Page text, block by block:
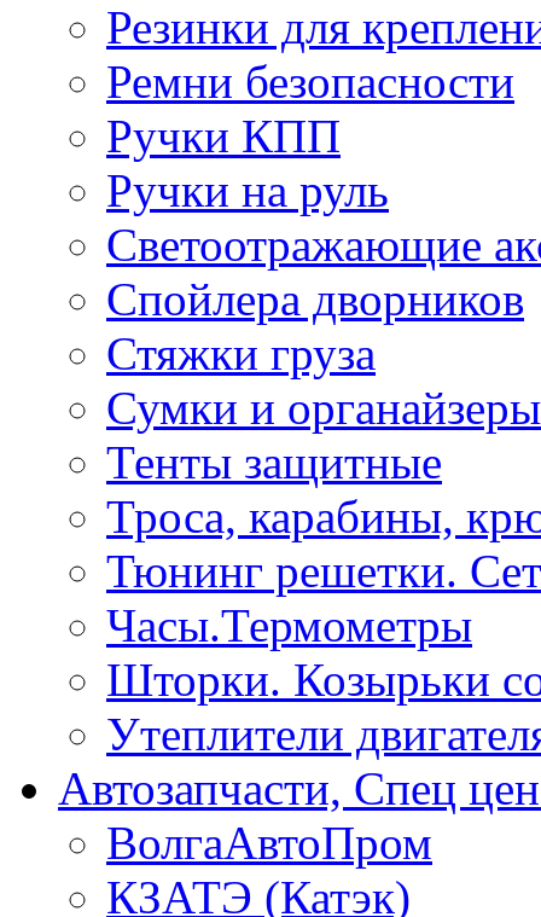
Резинки для
Ремни безопасности
Ручки КПП
Ручки на руль
Светоотражающие
Спойлера дворников
Стяжки груза
Сумки и органайзеры
Тенты защитные
Троса, карабины,
Тюнинг решетки.
Часы.Термометры
Шторки. Козырьки
Утеплители
Автозапчасти, Спец
ВолгаАвтоПром
КЗАТЭ (Катэк)